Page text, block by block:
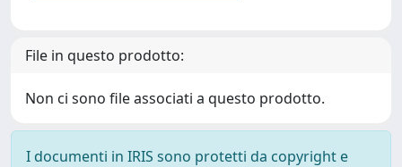
File in questo prodotto:
Non ci sono file associati a questo prodotto.
I documenti in IRIS sono protetti da copyright e